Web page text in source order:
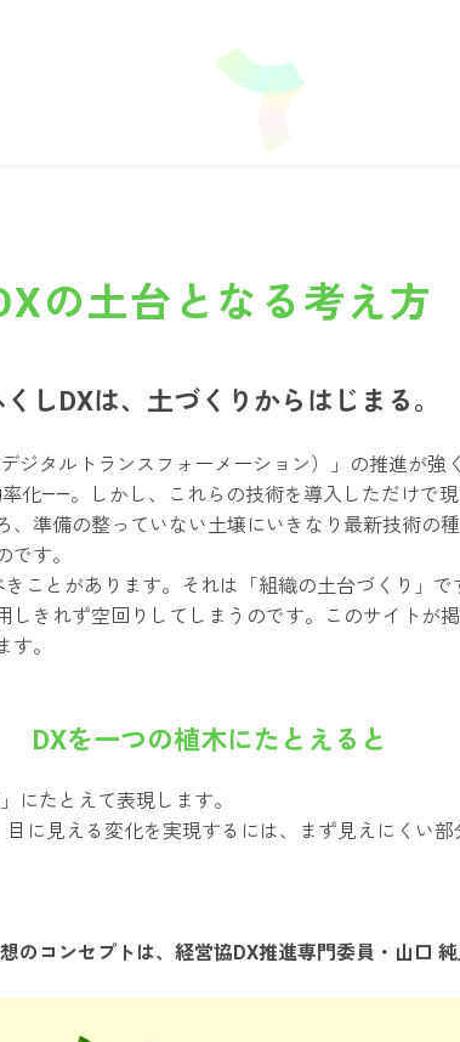
の土台となる考え方
くしDXは、土づくりからはじまる。
ジタルトランスフォーメーション）」の推進が強
化——。しかし、これらの技術を導入しただけで
、準備の整っていない土壌にいきなり最新技術の
す。
きことがあります。それは「組織の土台づくり」
きれず空回りしてしまうのです。このサイトが掲
。
DXを一つの植木にたとえると
にたとえて表現します。
目に見える変化を実現するには、まず見えにくい
のコンセプトは、経営協DX推進専門委員・山口